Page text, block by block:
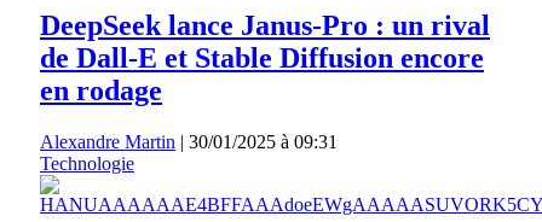
DeepSeek lance Janus-Pro : un rival
de Dall-E et Stable Diffusion encore
en rodage
Alexandre Martin | 30/01/2025 à 09:31
Technologie